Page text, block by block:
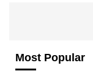
Most Popular